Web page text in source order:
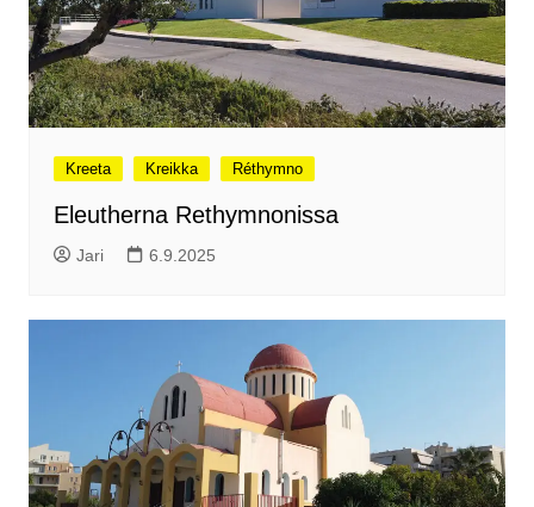
Kreeta Kreikka Réthymno
Eleutherna Rethymnonissa
Jari 6.9.2025